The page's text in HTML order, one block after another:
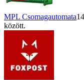
MPL Csomagautomata
között.